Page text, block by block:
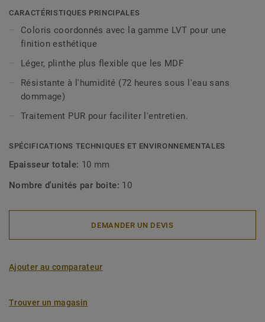
décoratives sont compatibles avec tous nos revêtements
LVT (à coller, à cliquer et en pose libre).
CARACTÉRISTIQUES PRINCIPALES
Coloris coordonnés avec la gamme LVT pour une
finition esthétique
Léger, plinthe plus flexible que les MDF
Résistante à l'humidité (72 heures sous l'eau sans
dommage)
Traitement PUR pour faciliter l'entretien.
SPÉCIFICATIONS TECHNIQUES ET ENVIRONNEMENTALES
Epaisseur totale: 10 mm
Nombre d'unités par boite: 10
DEMANDER UN DEVIS
Ajouter au comparateur
Trouver un magasin